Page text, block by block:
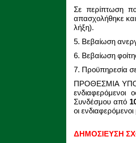
Σε περίπτωση
απασχολήθηκε
λήξη).
5. Βεβαίωση
6. Βεβαίωση
7. Προϋπηρεσία
ΠΡΟΘΕΣΜΙΑ
ενδιαφερόμενοι
Συνδέσμου από
οι
ΔΗΜΟΣΙΕΥΣΗ